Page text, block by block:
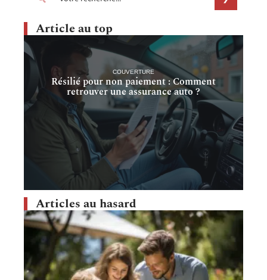
Article au top
COUVERTURE
Résilié pour non paiement : Comment
retrouver une assurance auto ?
Articles au hasard